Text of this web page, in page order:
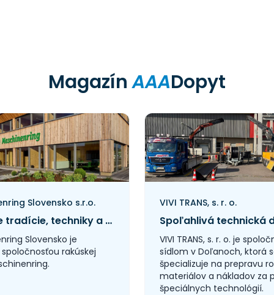
MagazínAAADopyt
Slovensko s.r.o.
Spojenie tradície, techniky a spoľahlivej údržby
Slovensko je
rakúskej
VIVI TRANS, s. r. o.
VIVI TRANS, s. r. o. je
sídlom v Doľanoch, ktorá
špecializuje na prepravu
materiálov a nákladov za
špeciálnych technológií.